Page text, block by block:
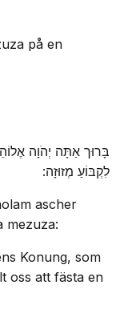
på en
בָּרוּך אַתָּה יְהֹוָה
לִקְבּוֹעַ מְזוּזָה:
ascher
mezuza:
Konung, som
oss att fästa en